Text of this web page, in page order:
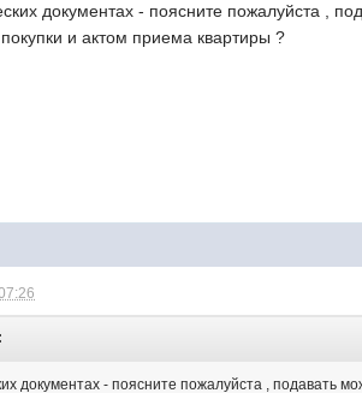
документах - поясните пожалуйста ,
и актом приема квартиры ?
документах - поясните пожалуйста , подавать